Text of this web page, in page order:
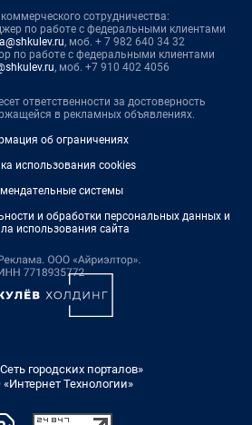
сотрудничества:
по работе с федеральными клиентами
, моб. + 7 982 640 34 32
по работе с федеральными клиентами
, моб. +7 910 402 4056
ответственности за достоверность
в рекламных объявлениях.
об ограничениях
использования cookies
системы
и обработки персональных данных и
использования сайта
городских порталов»
Технологии»